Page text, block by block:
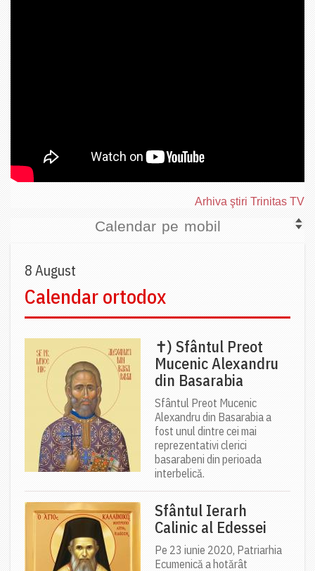
Arhiva ştiri Trinitas TV
Calendar pe mobil
8 August
Calendar ortodox
✝) Sfântul Preot
Mucenic Alexandru
din Basarabia
Sfântul Preot Mucenic
Alexandru din Basarabia a
fost unul dintre cei mai
reprezentativi clerici
basarabeni din perioada
interbelică.
Sfântul Ierarh
Calinic al Edessei
Pe 23 iunie 2020, Patriarhia
Ecumenică a hotărât